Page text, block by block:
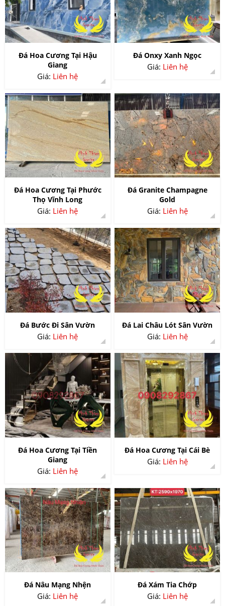
Đá Hoa Cương Tại Hậu
Giang
Giá: Liên hệ
Đá Onxy Xanh Ngọc
Giá: Liên hệ
Đá Hoa Cương Tại Phước
Thọ Vĩnh Long
Giá: Liên hệ
Đá Granite Champagne
Gold
Giá: Liên hệ
Đá Bước Đi Sân Vườn
Giá: Liên hệ
Đá Lai Châu Lót Sân Vườn
Giá: Liên hệ
Đá Hoa Cương Tại Tiền
Giang
Giá: Liên hệ
Đá Hoa Cương Tại Cái Bè
Giá: Liên hệ
Đá Nâu Mạng Nhện
Giá: Liên hệ
Đá Xám Tia Chớp
Giá: Liên hệ